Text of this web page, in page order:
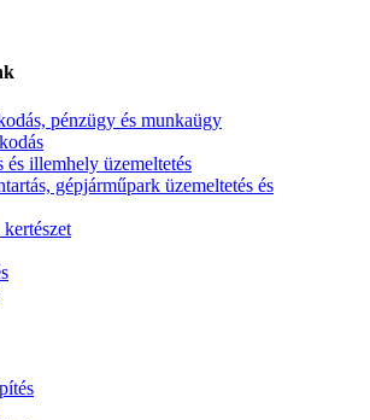
pénzügy és munkaügy
és illemhely üzemeltetés
gépjárműpark üzemeltetés és